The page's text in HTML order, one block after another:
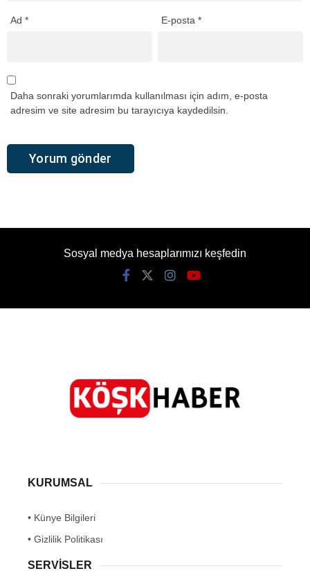
Ad * E-posta*
Daha sonraki yorumlarımda kullanılması için adım, e-posta
adresim ve site adresim bu tarayıcıya kaydedilsin.
Sosyal medya hesaplarımızı keşfedin
KURUMSAL
• Künye Bilgileri
• Gizlilik Politikası
SERVİSLER